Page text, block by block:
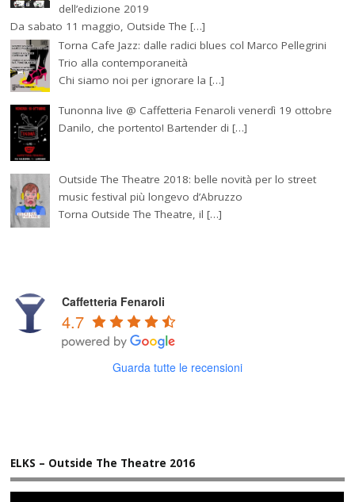
dell’edizione 2019
Da sabato 11 maggio, Outside The […]
Torna Cafe Jazz: dalle radici blues col Marco Pellegrini
Trio alla contemporaneità
Chi siamo noi per ignorare la […]
Tunonna live @ Caffetteria Fenaroli venerdì 19 ottobre
Danilo, che portento! Bartender di […]
Outside The Theatre 2018: belle novità per lo street
music festival più longevo d’Abruzzo
Torna Outside The Theatre, il […]
Caffetteria Fenaroli
4.7
Guarda tutte le recensioni
ELKS – Outside The Theatre 2016